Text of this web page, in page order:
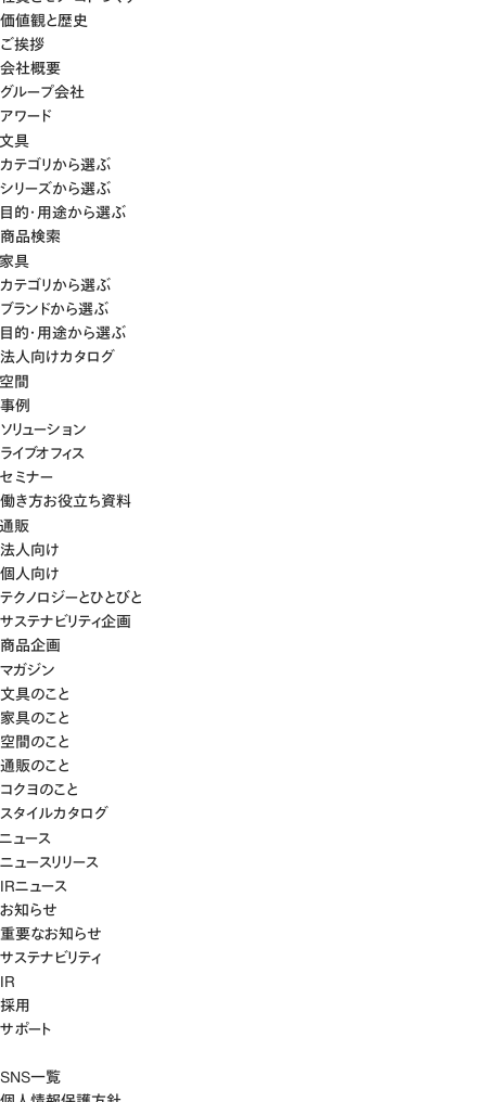
価値観と歴史
ご挨拶
会社概要
グループ会社
アワード
文具
カテゴリから選ぶ
シリーズから選ぶ
目的・用途から選ぶ
商品検索
家具
カテゴリから選ぶ
ブランドから選ぶ
目的・用途から選ぶ
法人向けカタログ
空間
事例
ソリューション
ライブオフィス
セミナー
働き方お役立ち資料
通販
法人向け
個人向け
テクノロジーとひとびと
サステナビリティ企画
商品企画
マガジン
文具のこと
家具のこと
空間のこと
通販のこと
コクヨのこと
スタイルカタログ
ニュース
ニュースリリース
IRニュース
お知らせ
重要なお知らせ
サステナビリティ
IR
採用
サポート
SNS一覧